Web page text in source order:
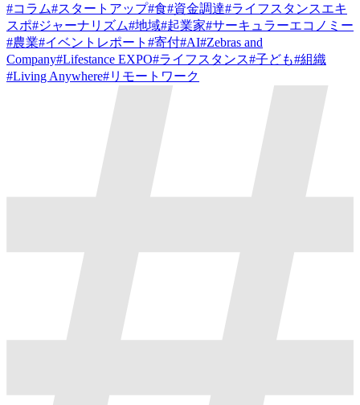
#コラム#スタートアップ#食#資金調達#ライフスタンスエキ
スポ#ジャーナリズム#地域#起業家#サーキュラーエコノミー
#農業#イベントレポート #寄付#AI#Zebras and
Company#Lifestance EXPO#ライフスタンス#子ども#組織
#Living Anywhere#リモートワーク